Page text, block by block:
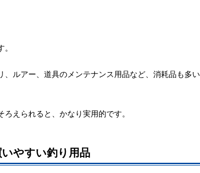
ルアー、道具のメンテナンス用品など、消耗品も多い
えられると、かなり実用的です。
やすい釣り用品